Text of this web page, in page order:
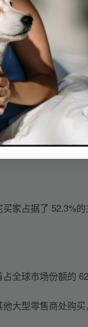
高需求，北美市场在
个评估期间将以
家占据了 52.3%的
全球市场份额的
大型零售商处购买